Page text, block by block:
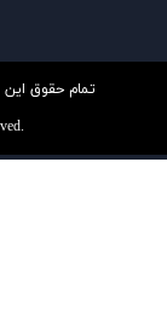
تمام حقوق